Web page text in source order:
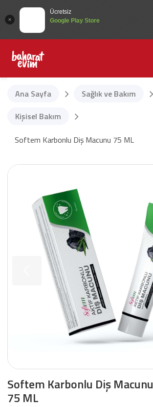
Ücretsiz
Google Play Store
Ana Sayfa
Sağlık ve Bakım
Kişisel Bakım
Softem Karbonlu Diş Macunu 75 ML
Softem Karbonlu Diş Macunu
75 ML